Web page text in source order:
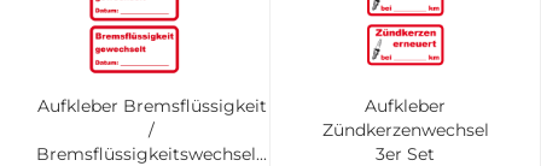
Aufkleber Bremsflüssigkeit
/
Bremsflüssigkeitswechsel...
Aufkleber
Zündkerzenwechsel
3er Set